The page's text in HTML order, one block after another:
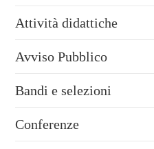
Attività didattiche
Avviso Pubblico
Bandi e selezioni
Conferenze